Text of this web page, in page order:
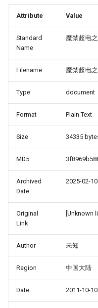
Attribute Value
Standard
Name
魔禁超电
Filename 魔禁超电
Type document
Format Plain Text
Size 34335
MD5
Archived
Date
2025-02-10
Original
Link
[Unknown
Author 未知
Region 中国大陆
Date 2011-10-10